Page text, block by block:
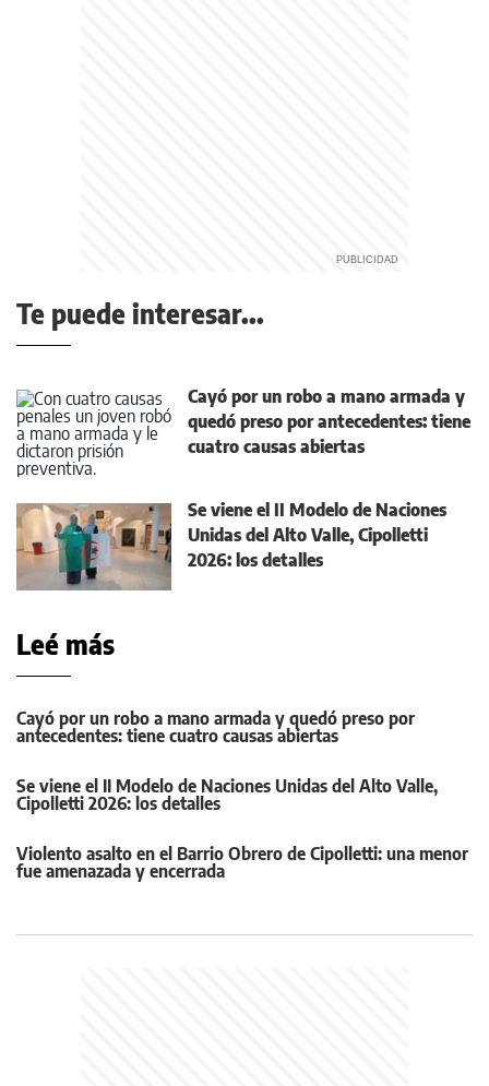
Te puede interesar...
Cayó por un robo a mano armada y
quedó preso por antecedentes: tiene
cuatro causas abiertas
Se viene el II Modelo de Naciones
Unidas del Alto Valle, Cipolletti
2026: los detalles
Leé más
Cayó por un robo a mano armada y quedó preso por
antecedentes: tiene cuatro causas abiertas
Se viene el II Modelo de Naciones Unidas del Alto Valle,
Cipolletti 2026: los detalles
Violento asalto en el Barrio Obrero de Cipolletti: una menor
fue amenazada y encerrada